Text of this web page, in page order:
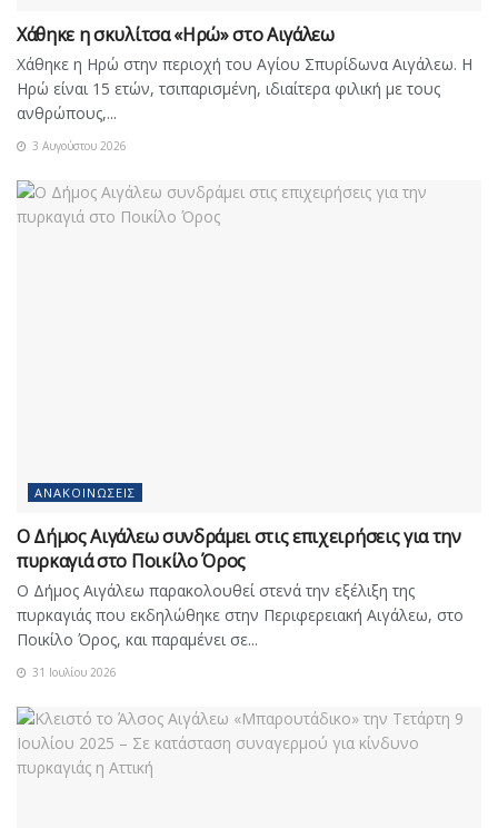
Χάθηκε η σκυλίτσα «Ηρώ» στο Αιγάλεω
Χάθηκε η Ηρώ στην περιοχή του Αγίου Σπυρίδωνα Αιγάλεω. Η
Ηρώ είναι 15 ετών, τσιπαρισμένη, ιδιαίτερα φιλική με τους
ανθρώπους,...
3 Αυγούστου 2026
ΑΝΑΚΟΙΝΏΣΕΙΣ
Ο Δήμος Αιγάλεω συνδράμει στις επιχειρήσεις για την
πυρκαγιά στο Ποικίλο Όρος
Ο Δήμος Αιγάλεω παρακολουθεί στενά την εξέλιξη της
πυρκαγιάς που εκδηλώθηκε στην Περιφερειακή Αιγάλεω, στο
Ποικίλο Όρος, και παραμένει σε...
31 Ιουλίου 2026